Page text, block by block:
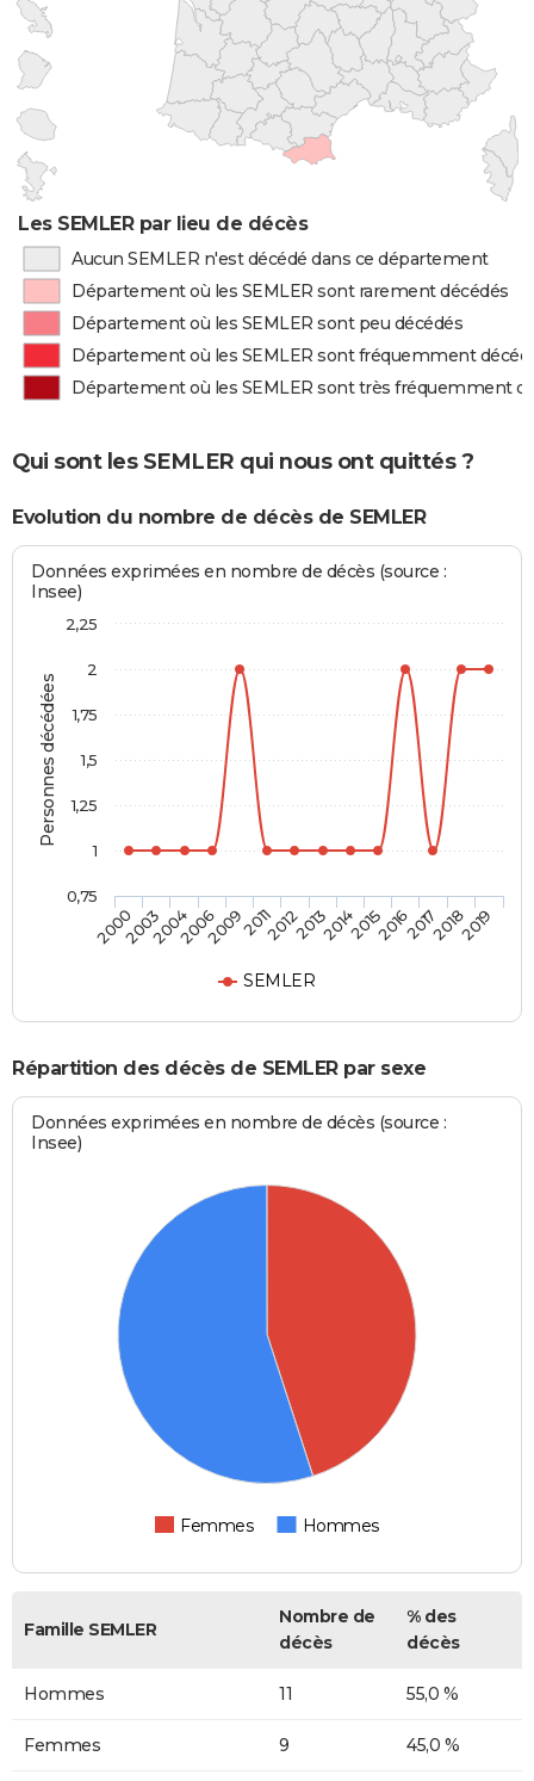
Les SEMLER par lieu de décès
Aucun SEMLER n'est décédé dans ce département
Département où les SEMLER sont rarement décédés
Département où les SEMLER sont peu décédés
Département où les SEMLER sont fréquemment
Département où les SEMLER sont très fréquemment
Qui sont les SEMLER qui nous ont quittés ?
Evolution du nombre de décès de SEMLER
Personnes décédées
Données exprimées en nombre de décès (source :
Insee)
SEMLER
20002003200420062009201120122013201420152016201720182019
0,75
1
1,25
1,5
1,75
2
2,25
Répartition des décès de SEMLER par sexe
Données exprimées en nombre de décès (source :
Insee)
Femmes Hommes
Famille SEMLER
Nombre de
décès
% des
décès
Hommes 11 55,0 %
Femmes 9 45,0 %